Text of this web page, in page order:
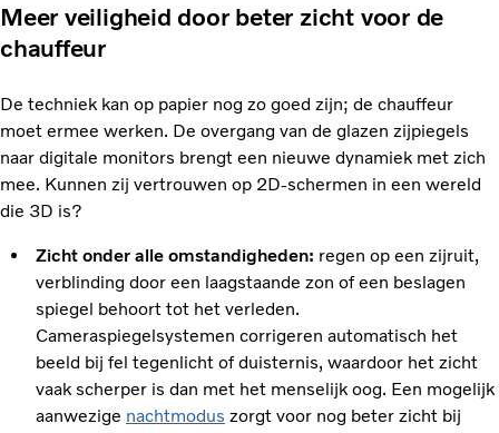
Meer veiligheid door beter zicht voor de
chauffeur
De techniek kan op papier nog zo goed zijn; de chauffeur
moet ermee werken. De overgang van de glazen zijpiegels
naar digitale monitors brengt een nieuwe dynamiek met zich
mee. Kunnen zij vertrouwen op 2D-schermen in een wereld
die 3D is?
Zicht onder alle omstandigheden: regen op een zijruit,
verblinding door een laagstaande zon of een beslagen
spiegel behoort tot het verleden.
Cameraspiegelsystemen corrigeren automatisch het
beeld bij fel tegenlicht of duisternis, waardoor het zicht
vaak scherper is dan met het menselijk oog. Een mogelijk
aanwezige nachtmodus zorgt voor nog beter zicht bij